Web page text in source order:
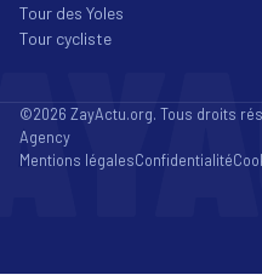
Tour des Yoles
Tour cycliste
©2026 ZayActu.org. Tous droits
Agency
Mentions légalesConfidentialité